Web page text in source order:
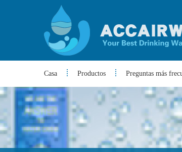
Casa Productos Preguntas más